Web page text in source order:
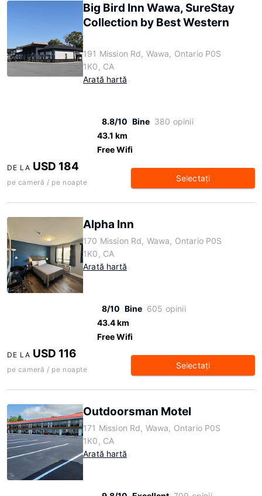
Big Bird Inn Wawa, SureStay
Collection by Best Western
191 Mission Rd, Wawa, Ontario P0S
1K0, CA
Arată hartă
8.8/10 Bine 380 opinii
43.1 km
Free Wifi
DE LA USD 184
pe cameră / pe noapte Selectaţi
Alpha Inn
170 Mission Rd, Wawa, Ontario P0S
1K0, CA
Arată hartă
8/10 Bine 605 opinii
43.4 km
Free Wifi
DE LA USD 116
pe cameră / pe noapte Selectaţi
Outdoorsman Motel
171 Mission Rd, Wawa, Ontario P0S
1K0, CA
Arată hartă